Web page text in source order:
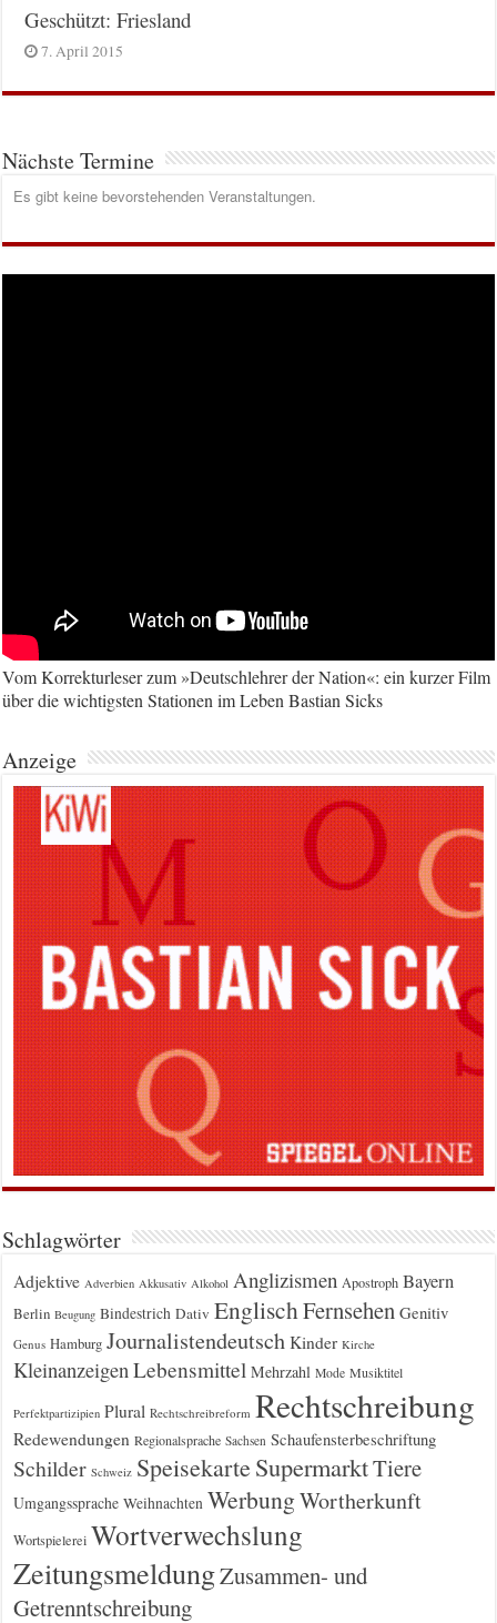
Geschützt: Friesland
7. April 2015
Nächste Termine
Es gibt keine bevorstehenden Veranstaltungen.
Vom Korrekturleser zum »Deutschlehrer der Nation«: ein kurzer Film
über die wichtigsten Stationen im Leben Bastian Sicks
Anzeige
Schlagwörter
Adjektive Adverbien Akkusativ Alkohol Anglizismen Apostroph Bayern
Berlin Beugung Bindestrich Dativ EnglischFernsehen Genitiv
Genus Hamburg Journalistendeutsch Kinder Kirche
Kleinanzeigen Lebensmittel Mehrzahl Mode Musiktitel
Perfektpartizipien Plural Rechtschreibreform Rechtschreibung
Redewendungen Regionalsprache Sachsen Schaufensterbeschriftung
Schilder Schweiz Speisekarte SupermarktTiere
Umgangssprache Weihnachten WerbungWortherkunft
Wortspielerei Wortverwechslung
ZeitungsmeldungZusammen- und
Getrenntschreibung